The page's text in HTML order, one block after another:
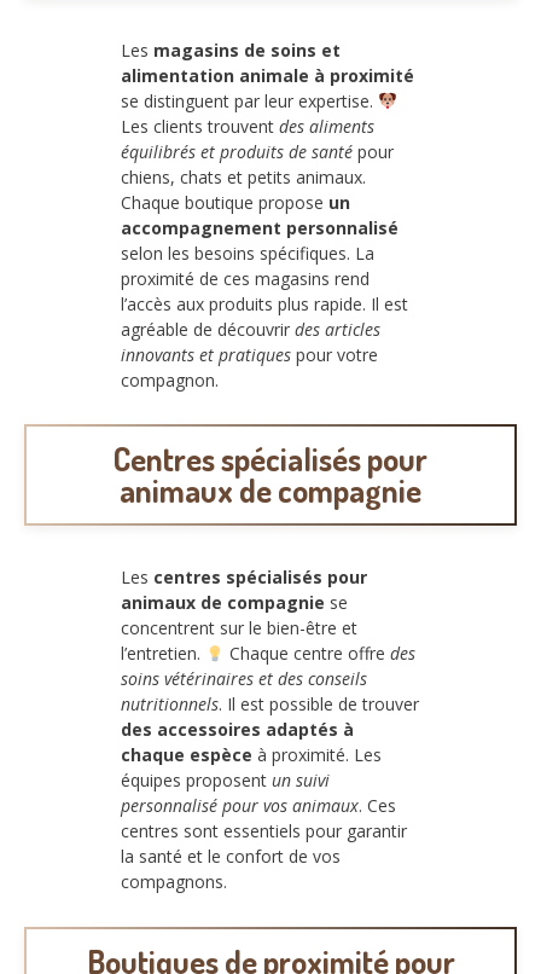
Les magasins de soins et
alimentation animale à proximité
se distinguent par leur expertise.
Les clients trouvent des aliments
équilibrés et produits de santé pour
chiens, chats et petits animaux.
Chaque boutique propose un
accompagnement personnalisé
selon les besoins spécifiques. La
proximité de ces magasins rend
l’accès aux produits plus rapide. Il est
agréable de découvrir des articles
innovants et pratiques pour votre
compagnon.
Centres spécialisés pour
animaux de compagnie
Les centres spécialisés pour
animaux de compagnie se
concentrent sur le bien-être et
l’entretien.
Chaque centre offre des
soins vétérinaires et des conseils
nutritionnels. Il est possible de trouver
des accessoires adaptés à
chaque espèce à proximité. Les
équipes proposent un suivi
personnalisé pour vos animaux. Ces
centres sont essentiels pour garantir
la santé et le confort de vos
compagnons.
Boutiques de proximité pour